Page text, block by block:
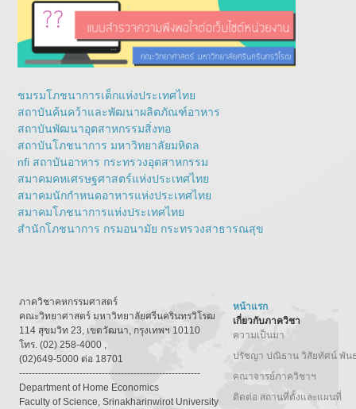
ชมรมโภชนาการเด็กแห่งประเทศไทย
สถาบันค้นคว้าและพัฒนาผลิตภัณฑ์อาหาร
สถาบันพัฒนาอุตสาหกรรมสิ่งทอ
สถาบันโภชนาการ มหาวิทยาลัยมหิดล
nfi สถาบันอาหาร กระทรวงอุตสาหกรรม
สมาคมคหเศรษฐศาสตร์แห่งประเทศไทย
สมาคมนักกำหนดอาหารแห่งประเทศไทย
สมาคมโภชนาการแห่งประเทศไทย
สำนักโภชนาการ กรมอนามัย กระทรวงสาธารณสุข
ภาควิชาคหกรรมศาสตร์
คณะวิทยาศาสตร์ มหาวิทยาลัยศรีนครินทรวิโรฒ
114 สุขมวิท 23, เขตวัฒนา, กรุงเทพฯ 10110
โทร. (02) 258-4000 ,
(02)649-5000 ต่อ 18701
---------------------------------------------------------
Department of Home Economics
Faculty of Science, Srinakharinwirot University
หน้าแรก
เกี่ยวกับภาควิชา
ความเป็นมา
ปรัชญา ปณิธาน วิสัยทัศน์ พัน
คณาจารย์ภาควิชาฯ
ติดต่อ สถานที่ตั้งและแผนที่